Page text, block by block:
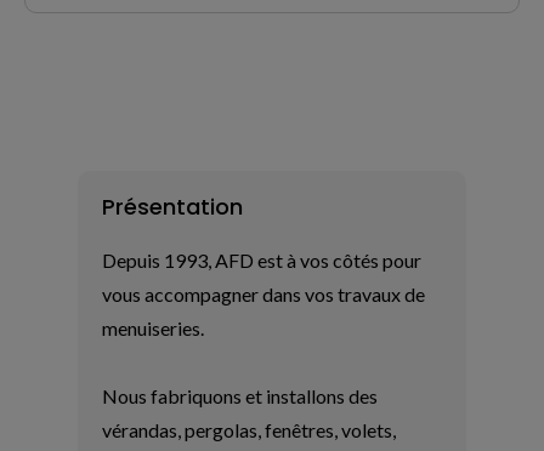
Présentation
Depuis 1993, AFD est à vos côtés pour
vous accompagner dans vos travaux de
menuiseries.
Nous fabriquons et installons des
vérandas, pergolas, fenêtres, volets,